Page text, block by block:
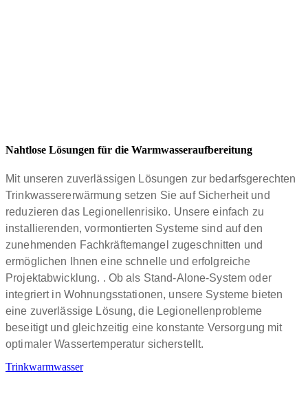
Nahtlose Lösungen für die Warmwasseraufbereitung
Mit unseren zuverlässigen Lösungen zur bedarfsgerechten
Trinkwassererwärmung setzen Sie auf Sicherheit und
reduzieren das Legionellenrisiko. Unsere einfach zu
installierenden, vormontierten Systeme sind auf den
zunehmenden Fachkräftemangel zugeschnitten und
ermöglichen Ihnen eine schnelle und erfolgreiche
Projektabwicklung. . Ob als Stand-Alone-System oder
integriert in Wohnungsstationen, unsere Systeme bieten
eine zuverlässige Lösung, die Legionellenprobleme
beseitigt und gleichzeitig eine konstante Versorgung mit
optimaler Wassertemperatur sicherstellt.
Trinkwarmwasser